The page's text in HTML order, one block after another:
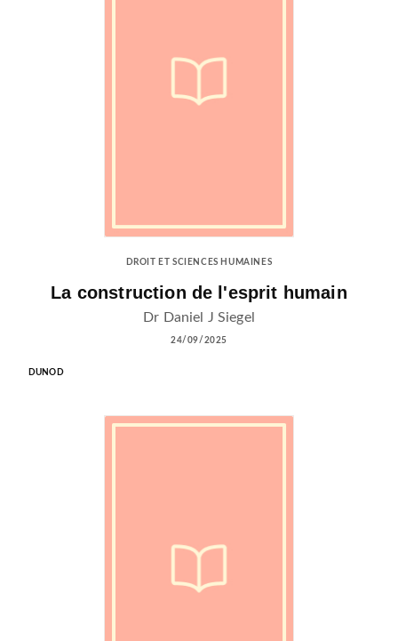
DROIT ET SCIENCES HUMAINES
La construction de l'esprit humain
Dr Daniel J Siegel
24/09/2025
DUNOD